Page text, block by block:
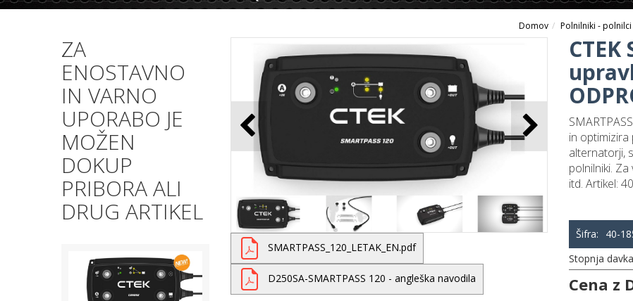
ZA
ENOSTAVNO
IN VARNO
UPORABO JE
MOŽEN
DOKUP
PRIBORA ALI
DRUG ARTIKEL
Domov Polnilniki -
SMARTPASS_120_LETAK_EN.pdf
D250SA-SMARTPASS 120 - angleška navodila
CTEK
in optimizira
alternatorji,
polnilniki.
itd. Artikel:
Šifra: 40-
Stopnja davka
Cena z